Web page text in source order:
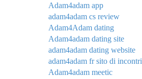
Adam4adam app
adam4adam cs review
Adam4Adam dating
Adam4adam dating site
adam4adam dating website
adam4adam fr sito di incontri
Adam4adam meetic